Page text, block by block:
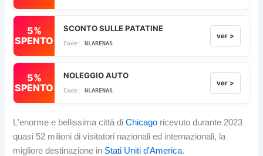
5%
SPENTO
SCONTO SULLE PATATINE
NLARENAS
ver >
5%
SPENTO
NOLEGGIO AUTO
NLARENAS
ver >
L'enorme e bellissima città diChicago ricevuto durante 2023
quasi 52 milioni di visitatori nazionali ed internazionali, la
migliore destinazione in Stati Uniti d'America.